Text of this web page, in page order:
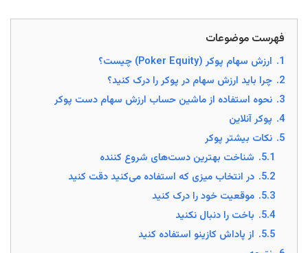
فهرست موضوعات
1. ارزش سهام پوکر (Poker Equity) چیست؟
2. چرا باید ارزش سهام در پوکر را درک کنید؟
3. نحوه استفاده از ماشین حساب ارزش سهام دست پوکر
4. پوکر آنلاین
5. نکات بیشتر پوکر
5.1. شناخت بهترین دست‌های شروع کننده
5.2. در انتخاب میزی که استفاده می‌کنید دقت کنید
5.3. موقعیت خود را درک کنید
5.4. باخت را دنبال نکنید
5.5. از پاداش کازینو استفاده کنید